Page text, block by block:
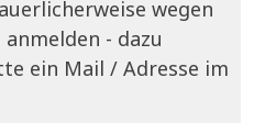
wegen
- dazu
ein Mail / Adresse im